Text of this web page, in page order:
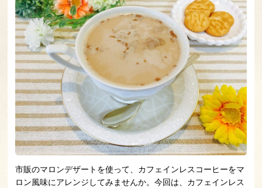
市販のマロンデザートを使って、カフェインレスコーヒーをマ
ロン風味にアレンジしてみませんか。今回は、カフェインレス